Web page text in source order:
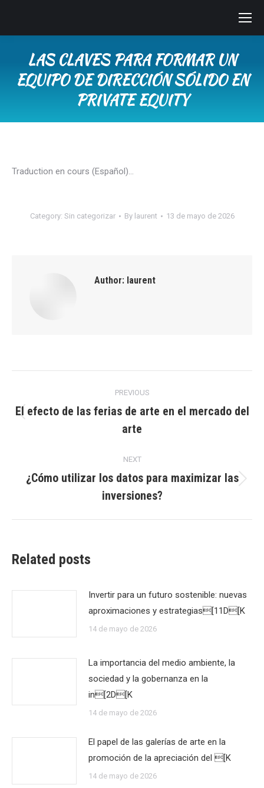
LAS CLAVES PARA FORMAR UN
EQUIPO DE DIRECCIÓN SÓLIDO EN
PRIVATE EQUITY
Traduction en cours (Español)…
Category: Sin categorizar By laurent 13 de mayo de 2026
Author: laurent
navigation
PREVIOUS
post:
El efecto de las ferias de arte en el mercado del
arte
NEXT
Next
post:
¿Cómo utilizar los datos para maximizar las
inversiones?
Related posts
Invertir para un futuro sostenible: nuevas
aproximaciones y estrategias[11D[K
14 de mayo de 2026
La importancia del medio ambiente, la
sociedad y la gobernanza en la
in[2D[K
14 de mayo de 2026
El papel de las galerías de arte en la
promoción de la apreciación del [K
14 de mayo de 2026